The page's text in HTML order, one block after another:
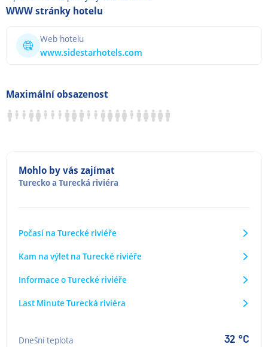
WWW stránky hotelu
Web hotelu
www.sidestarhotels.com
Maximální obsazenost
Mohlo by vás zajímat
Tureckoa Turecká riviéra
Počasí na Turecké riviéře
Kam na výlet na Turecké riviéře
Informace o Turecké riviéře
Last Minute Turecká riviéra
Dnešní teplota 32 °C